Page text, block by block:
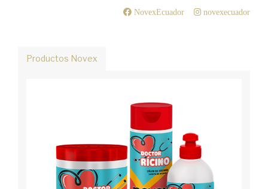
NovexEcuador novexecuador
Productos Novex